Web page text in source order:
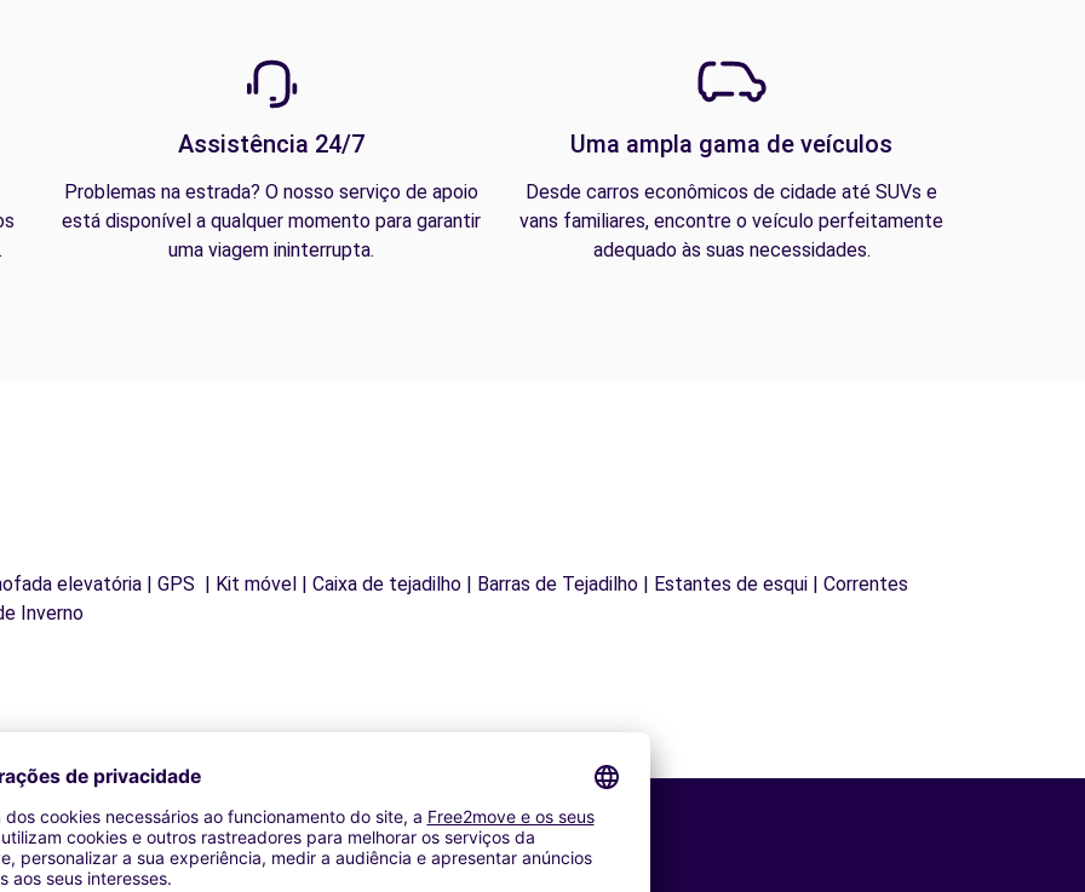
Assistência 24/7
Problemas na estrada? O nosso serviço de apoio
está disponível a qualquer momento para garantir
uma viagem ininterrupta.
Uma ampla gama de veículos
Desde carros econômicos de cidade até SUVs e
vans familiares, encontre o veículo perfeitamente
adequado às suas necessidades.
elevatória | GPS | Kit móvel | Caixa de tejadilho | Barras de Tejadilho | Estantes de esqui | Correntes
Inverno